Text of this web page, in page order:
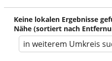
Keine lokalen Ergebnisse
Nähe (sortiert nach
in weiterem Umkreis